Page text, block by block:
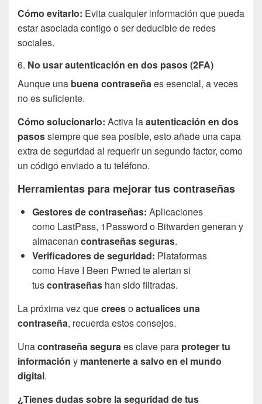
Cómo evitarlo: Evita cualquier información que pueda
estar asociada contigo o ser deducible de redes
sociales.
6. No usar autenticación en dos pasos (2FA)
Aunque una buena contraseñaes esencial, a veces
no es suficiente.
Cómo solucionarlo: Activa laautenticación en dos
pasossiempre que sea posible, esto añade una capa
extra de seguridad al requerir un segundo factor, como
un código enviado a tu teléfono.
Herramientas para mejorar tus contraseñas
Gestores de contraseñas: Aplicaciones
como LastPass, 1Password o Bitwarden generan y
almacenan contraseñas seguras.
Verificadores de seguridad: Plataformas
como Have I Been Pwned te alertan si
tuscontraseñas han sido filtradas.
La próxima vez quecreesoactualices una
contraseña, recuerda estos consejos.
Unacontraseña seguraes clave para proteger tu
información y mantenerte a salvo en el mundo
digital.
¿Tienes dudas sobre la seguridad de tus